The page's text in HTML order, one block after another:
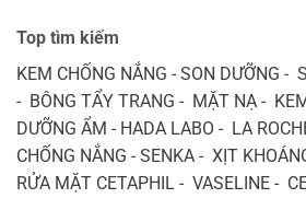
Top tìm kiếm
KEM CHỐNG NẮNG - SON DƯỠNG -
- BÔNG TẨY TRANG - MẶT NẠ -
DƯỠNG ẨM - HADA LABO - LA
CHỐNG NẮNG - SENKA - XỊT
RỬA MẶT CETAPHIL - VASELINE -